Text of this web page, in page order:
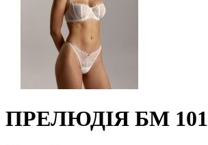
ПРЕЛЮДІЯ БМ 101